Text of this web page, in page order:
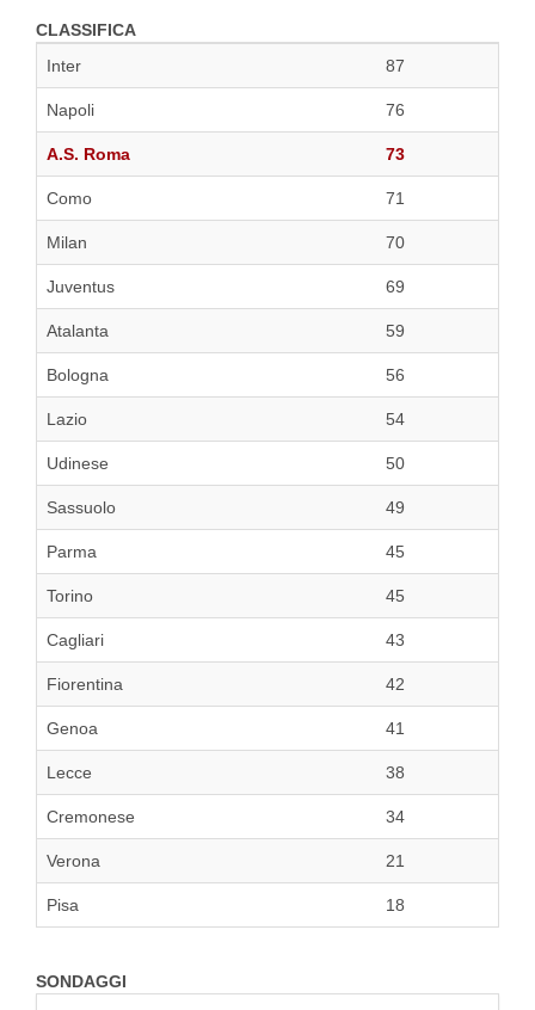
CLASSIFICA
Inter
87
Napoli 76
A.S. Roma 73
Como 71
Milan 70
Juventus 69
Atalanta 59
Bologna 56
Lazio 54
Udinese 50
Sassuolo 49
Parma 45
Torino 45
Cagliari 43
Fiorentina 42
Genoa 41
Lecce 38
Cremonese 34
Verona 21
Pisa 18
SONDAGGI